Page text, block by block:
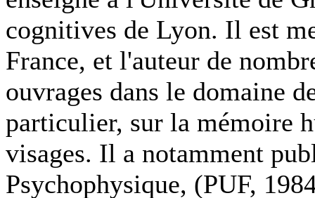
cognitives de Lyon. Il est
France, et l'auteur de
ouvrages dans le domaine
particulier, sur la mémoire
visages. Il a notamment
Psychophysique, (PUF,